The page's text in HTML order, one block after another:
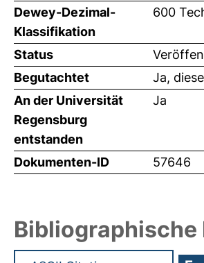
Dewey-Dezimal-
Klassifikation
600
Status
Begutachtet
Ja,
An der Universität
Regensburg
entstanden
Ja
Dokumenten-ID 57646